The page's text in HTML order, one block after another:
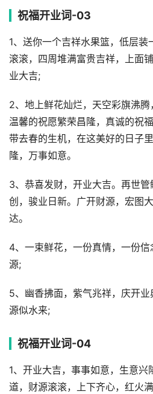
祝福开业词-03
1、送你一个吉祥水果篮，低层装
滚滚，四周堆满富贵吉祥，上面
业大吉;
2、地上鲜花灿烂，天空彩旗沸腾
温馨的祝愿繁荣昌隆，真诚的祝
带去春的生机，在这美好的日子
隆，万事如意。
3、恭喜发财，开业大吉。再世
创，骏业日新。广开财源，宏图
达。
4、一束鲜花，一份真情，一份
源;
5、幽香拂面，紫气兆祥，庆开
源似水来;
祝福开业词-04
1、开业大吉，事事如意，生意兴
道，财源滚滚，上下齐心，红火